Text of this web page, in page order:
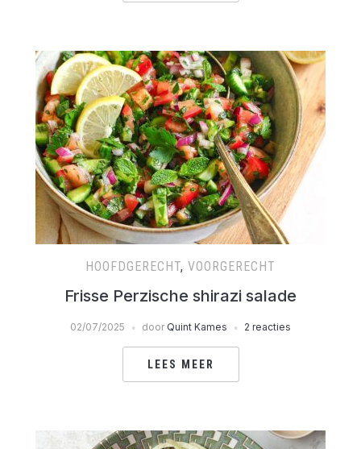
HOOFDGERECHT, VOORGERECHT
Frisse Perzische shirazi salade
02/07/2025 door Quint Kames 2 reacties
LEES MEER